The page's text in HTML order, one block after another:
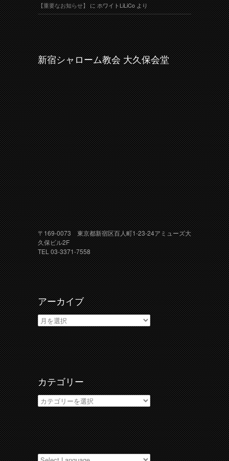
【重要なお知らせ】にホワイトLiLiCoより
新宿シャローム教会 大久保会堂
〒169-0073 東京都新宿区百人町1-23-24アミューズ大
久保ビル2F
TEL 03-3371-7558
アーカイブ
ア
ー
カ
イ
ブ
カテゴリー
カ
テ
ゴ
リ
ー